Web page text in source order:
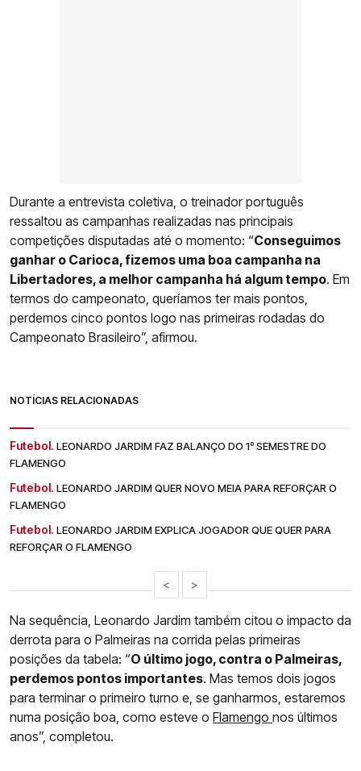
Durante a entrevista coletiva, o treinador português
ressaltou as campanhas realizadas nas principais
competições disputadas até o momento: “Conseguimos
ganhar o Carioca, fizemos uma boa campanha na
Libertadores, a melhor campanha há algum tempo. Em
termos do campeonato, queríamos ter mais pontos,
perdemos cinco pontos logo nas primeiras rodadas do
Campeonato Brasileiro”, afirmou.
NOTÍCIAS RELACIONADAS
Futebol. LEONARDO JARDIM FAZ BALANÇO DO 1º SEMESTRE DO
FLAMENGO
Futebol. LEONARDO JARDIM QUER NOVO MEIA PARA REFORÇAR O
FLAMENGO
Futebol. LEONARDO JARDIM EXPLICA JOGADOR QUE QUER PARA
REFORÇAR O FLAMENGO
< >
Na sequência, Leonardo Jardim também citou o impacto da
derrota para o Palmeiras na corrida pelas primeiras
posições da tabela: “O último jogo, contra o Palmeiras,
perdemos pontos importantes. Mas temos dois jogos
para terminar o primeiro turno e, se ganharmos, estaremos
numa posição boa, como esteve o Flamengo nos últimos
anos”, completou.